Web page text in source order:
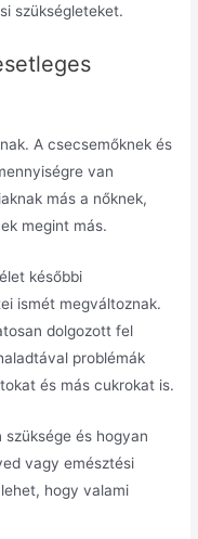
szükségleteket.
A csecsemőknek és
van
más a nőknek,
megint más.
későbbi
ismét megváltoznak.
dolgozott fel
problémák
és más cukrokat is.
és hogyan
vagy emésztési
hogy valami